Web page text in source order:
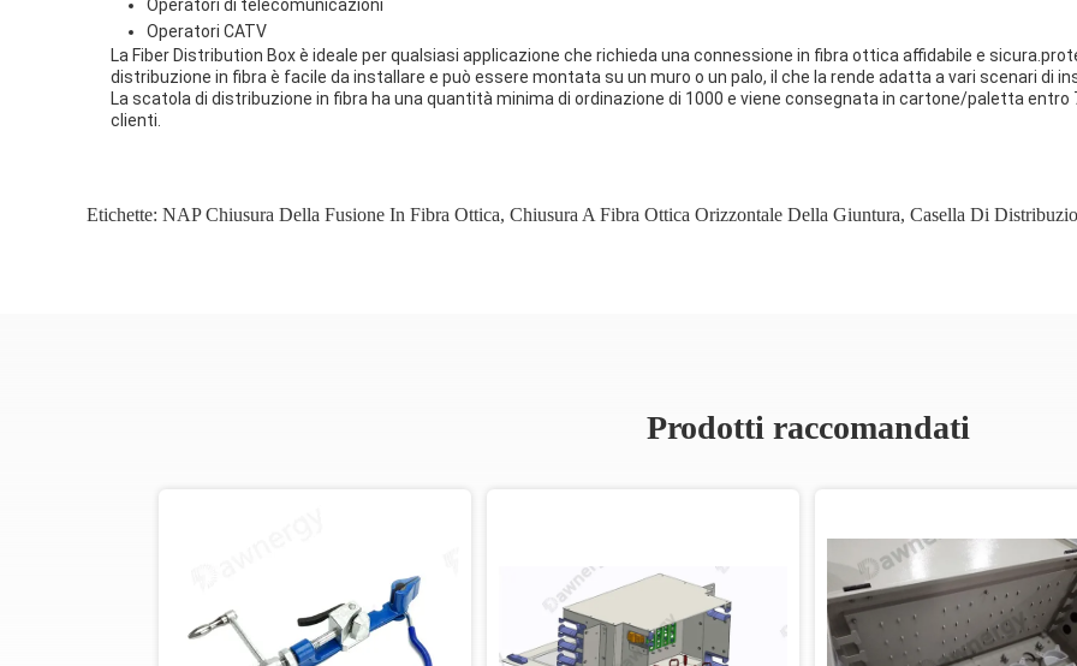
Operatori di telecomunicazioni
Operatori CATV
La Fiber Distribution Box è ideale per qualsiasi applicazione che richieda una connessione in fibra ottica affidabile e
distribuzione in fibra è facile da installare e può essere montata su un muro o un palo, il che la rende adatta a vari scenari di
La scatola di distribuzione in fibra ha una quantità minima di ordinazione di 1000 e viene consegnata in cartone/paletta
clienti.
Etichette: NAP Chiusura Della Fusione In Fibra Ottica, Chiusura A Fibra Ottica Orizzontale Della Giuntura, Casella Di
Prodotti raccomandati